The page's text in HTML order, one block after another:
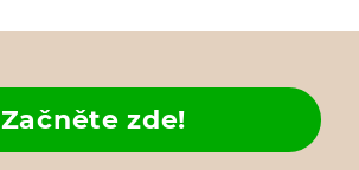
Začněte zde!